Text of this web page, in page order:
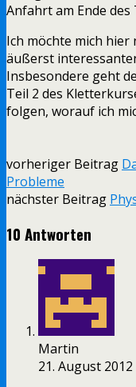
Anfahrt am Ende des
Ich möchte mich hier
äußerst
Insbesondere geht
Teil 2 des
folgen, worauf ich
vorheriger Beitrag
Probleme
nächster Beitrag
10 Antworten
Martin
21. August 2012